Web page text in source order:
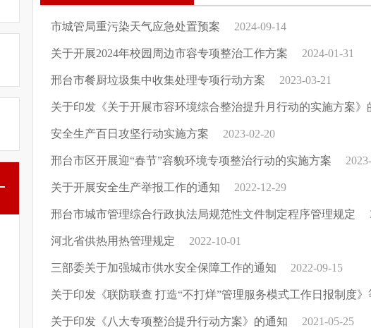
市城管局重污染天气应急处置预案 2024-09-14
关于开展2024年校园周边市容专项整治工作方案 2024-01-31
邢台市餐厨垃圾集中收集处理专项行动方案 2023-03-21
关于印发《关于开展市容环境综合整治提升月行动的实施方案》
安全生产百日攻坚行动实施方案 2023-02-20
邢台市区开展迎“春节”容貌环境专项整治行动的实施方案
关于开展安全生产举报工作的通知 2022-12-29
邢台市城市管理综合行政执法局规范性文件制定程序管理规定
河北省供热用热管理规定 2022-10-01
三部委关于加强城市供水安全保障工作的通知 2022-09-15
关于印发《联防联查 打造“不打烊”管理服务模式工作日报制度
关于印发《八大专项整治提升行动方案》的通知 2021-05-25